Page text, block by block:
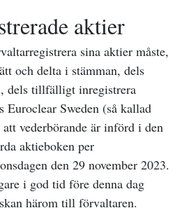
aktier
sina aktier måste,
och delta i stämman, dels
dels tillfälligt inregistrera
Euroclear Sweden (så kallad
vederbörande är införd i den
aktieboken per
den 29 november 2023.
i god tid före denna dag
härom till förvaltaren.